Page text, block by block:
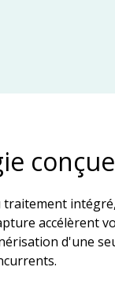
accélèrent
d'une